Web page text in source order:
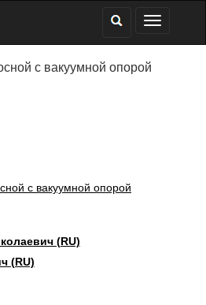
с вакуумной опорой
(RU)
(RU)